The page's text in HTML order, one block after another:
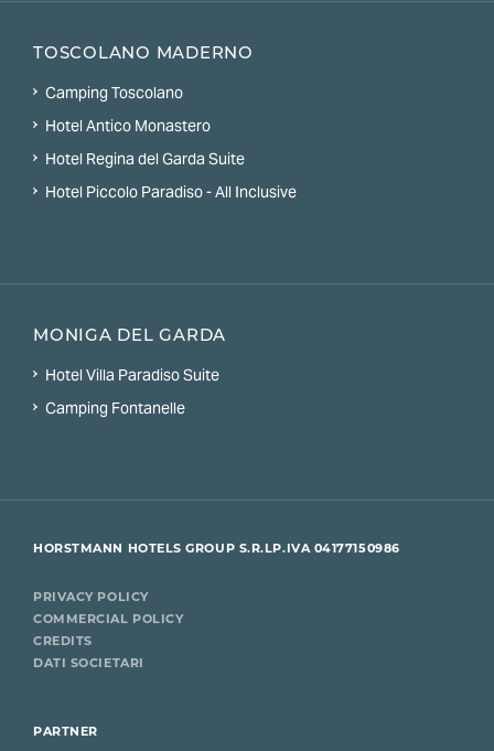
TOSCOLANO MADERNO
Camping Toscolano
Hotel Antico Monastero
Hotel Regina del Garda Suite
Hotel Piccolo Paradiso - All Inclusive
MONIGA DEL GARDA
Hotel Villa Paradiso Suite
Camping Fontanelle
HORSTMANN HOTELS GROUP S.R.LP.IVA 04177150986
PRIVACY POLICY
COMMERCIAL POLICY
CREDITS
DATI SOCIETARI
PARTNER